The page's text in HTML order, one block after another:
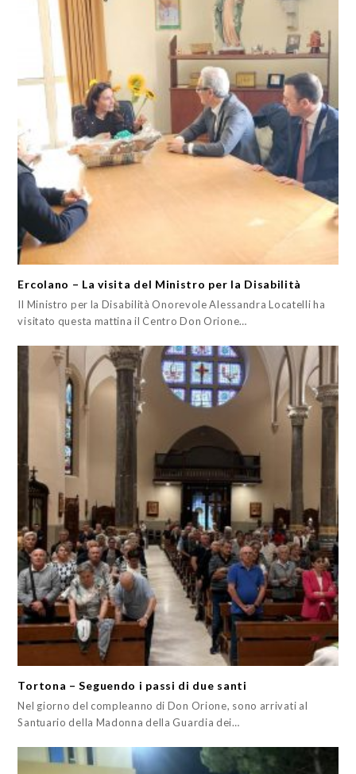
Ercolano – La visita del Ministro per la Disabilità
Il Ministro per la Disabilità Onorevole Alessandra Locatelli ha
visitato questa mattina il Centro Don Orione…
Tortona – Seguendo i passi di due santi
Nel giorno del compleanno di Don Orione, sono arrivati al
Santuario della Madonna della Guardia dei…